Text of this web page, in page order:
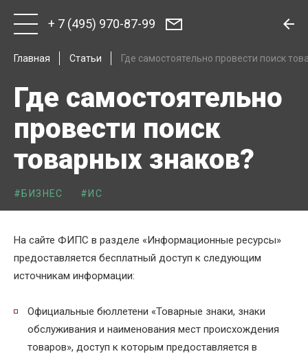
+ 7 (495) 970-87-99
Главная Статьи Где самостоятельно провести поиск
Где самостоятельно
провести поиск
товарных знаков?
#БИЗНЕС #ИС
На сайте ФИПС в разделе «Информационные ресурсы»
предоставляется бесплатный доступ к следующим
источникам информации:
Официальные бюллетени «Товарные знаки, знаки
обслуживания и наименования мест происхождения
товаров», доступ к которым предоставляется в